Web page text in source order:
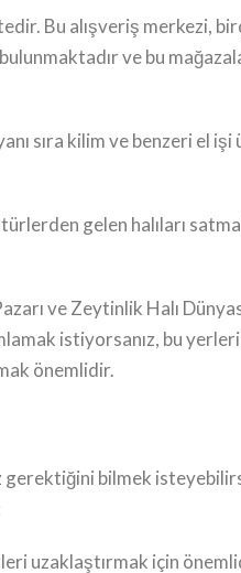
Bu alışveriş merkezi,
ve bu
sıra kilim ve benzeri el
gelen halıları
ve Zeytinlik Halı
istiyorsanız, bu
önemlidir.
bilmek
uzaklaştırmak için